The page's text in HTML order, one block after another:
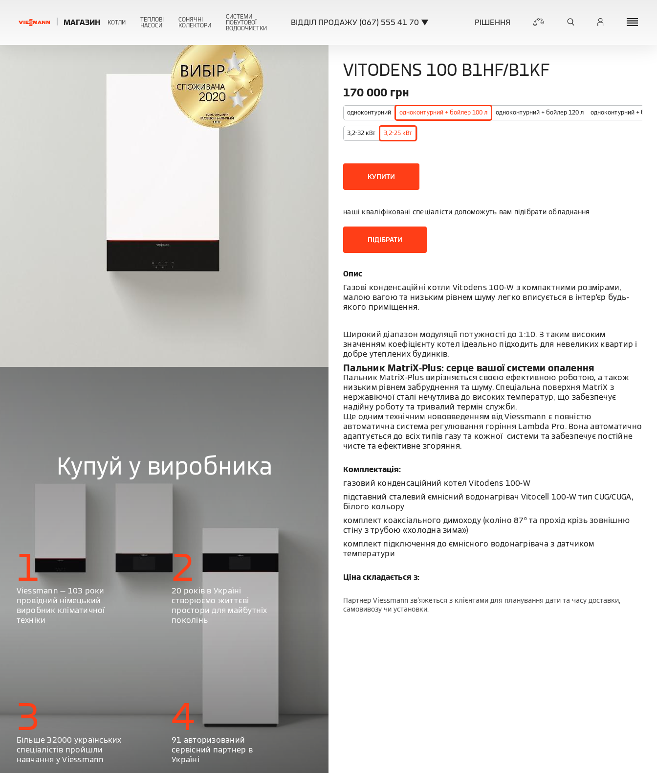
МАГАЗИН КОТЛИ ТЕПЛОВІ
НАСОСИ
СОНЯЧНІ
КОЛЕКТОРИ
СИСТЕМИ
ПОБУТОВОЇ
ВОДООЧИСТКИ
ВІДДІЛ ПРОДАЖУ (067) 555 41 70 ▼ РІШЕННЯ
Купуй у виробника
1
Viessmann — 103 роки
провідний німецький
виробник кліматичної
техніки
2
20 років в Україні
створюємо життєві
простори для майбутніх
поколінь
3
Більше 32000 українських
спеціалістів пройшли
навчання у Viessmann
4
91 авторизований
сервісний партнер в
Україні
VITODENS 100 B1HF/B1KF
170 000 грн
одноконтурний одноконтурний + бойлер 100 л одноконтурний + бойлер 120 л одноконтурний +
3,2-32 кВт 3,2-25 кВт
КУПИТИ
наші кваліфіковані спеціалісти допоможуть вам підібрати обладнання
ПІДІБРАТИ
Опис
Газові конденсаційні котли Vitodens 100-W з компактними розмірами,
малою вагою та низьким рівнем шуму легко вписується в інтер’єр будь-
якого приміщення.
Широкий діапазон модуляції потужності до 1:10. 3 таким високим
значенням коефіцієнту котел ідеально підходить для невеликих квартир і
добре утеплених будинків.
Пальник MatriX-Plus: серце вашої системи опалення
Пальник MatriX-Plus вирізняється своєю ефективною роботою, а також
низьким рівнем забруднення та шуму. Спеціальна поверхня MatriX з
нержавіючої сталі нечутлива до високих температур, що забезпечує
надійну роботу та тривалий термін служби.
Ще одним технічним нововведенням від Viessmann є повністю
автоматична система регулювання горіння Lambda Pro. Вона автоматично
адаптується до всіх типів газу та кожної системи та забезпечує постійне
чисте та ефективне згоряння.
Комплектація:
газовий конденсаційний котел Vitodens 100-W
підставний сталевий ємнісний водонагрівач Vitocell 100-W тип CUG/CUGA,
білого кольору
комплект коаксіального димоходу (коліно 87º та прохід крізь зовнішню
стіну з трубою «холодна зима»)
комплект підключення до ємнісного водонагрівача з датчиком
температури
Ціна складається з:
Партнер Viessmann зв’яжеться з клієнтами для планування дати та часу доставки,
самовивозу чи установки.